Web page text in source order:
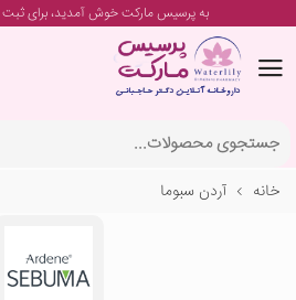
به پرسیس مارکت خوش آمدید، برایثبت
خانه آردن سبوما